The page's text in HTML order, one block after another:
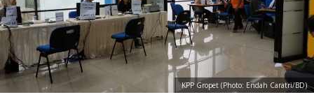
KPP Gropet (Photo: Endah Caratri/BD)